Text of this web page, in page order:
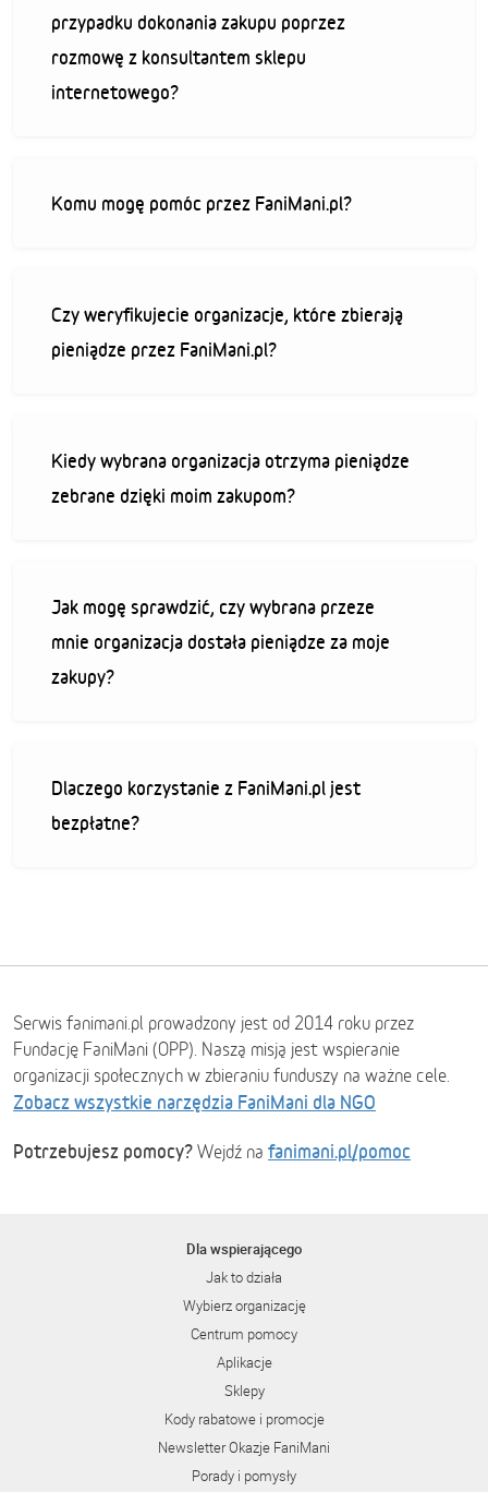
przypadku dokonania zakupu poprzez
rozmowę z konsultantem sklepu
internetowego?
Komu mogę pomóc przez FaniMani.pl?
Czy weryfikujecie organizacje, które zbierają
pieniądze przez FaniMani.pl?
Kiedy wybrana organizacja otrzyma pieniądze
zebrane dzięki moim zakupom?
Jak mogę sprawdzić, czy wybrana przeze
mnie organizacja dostała pieniądze za moje
zakupy?
Dlaczego korzystanie z FaniMani.pl jest
bezpłatne?
Serwis fanimani.pl prowadzony jest od 2014 roku przez
Fundację FaniMani (OPP). Naszą misją jest wspieranie
organizacji społecznych w zbieraniu funduszy na ważne cele.
Zobacz wszystkie narzędzia FaniMani dla NGO
Potrzebujesz pomocy? Wejdź na fanimani.pl/pomoc
Dla wspierającego
Jak to działa
Wybierz organizację
Centrum pomocy
Aplikacje
Sklepy
Kody rabatowe i promocje
Newsletter Okazje FaniMani
Porady i pomysły